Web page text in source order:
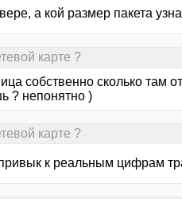
а кой размер пакета
карте ?
собственно сколько там
? непонятно )
карте ?
к реальным цифрам